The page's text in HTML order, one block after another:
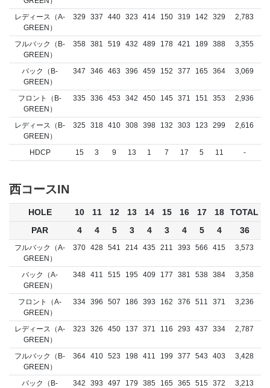
レディース（A-
GREEN）
329 337 440 323 414 150 319 142 329 2,783
フルバック（B-
GREEN）
358 381 519 432 489 178 421 189 388 3,355
バック（B-
GREEN）
347 346 463 396 459 152 377 165 364 3,069
フロント（B-
GREEN）
335 336 453 342 450 145 371 151 353 2,936
レディース（B-
GREEN）
325 318 410 308 398 132 303 123 299 2,616
HDCP 15 3 9 13 1 7 17 5 11 -
西コースIN
HOLE 10 11 12 13 14 15 16 17 18
TOTAL
PAR
4 4 5 3 4 3 4 5 4 36
フルバック（A-
GREEN）
370 428 541 214 435 211 393 566 415 3,573
バック（A-
GREEN）
348 411 515 195 409 177 381 538 384 3,358
フロント（A-
GREEN）
334 396 507 186 393 162 376 511 371 3,236
レディース（A-
GREEN）
323 326 450 137 371 116 293 437 334 2,787
フルバック（B-
GREEN）
364 410 523 198 411 199 377 543 403 3,428
バック（B-
342 393 497 179 385 165 365 515 372 3,213